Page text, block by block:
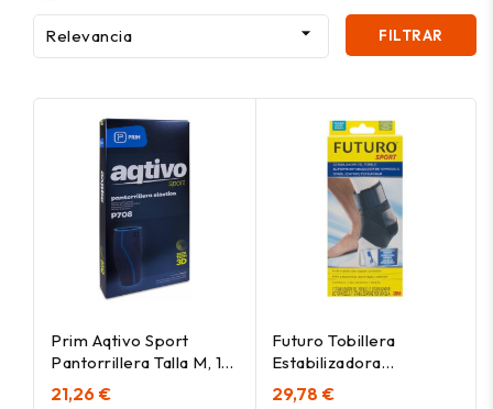
Relevancia  FILTRAR
Prim Aqtivo Sport
Pantorrillera Talla M, 1
Ud
21,26 €
Futuro Tobillera
Estabilizadora
Ajustable, 1 Ud
29,78 €